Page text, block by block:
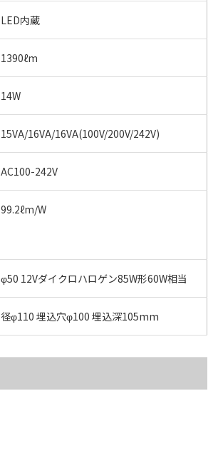
LED内蔵
1390ℓm
14W
15VA/16VA/16VA(100V/200V/242V)
AC100-242V
99.2ℓm/W
φ50 12Vダイクロハロゲン85W形60W相当
径φ110 埋込穴φ100 埋込深105mm